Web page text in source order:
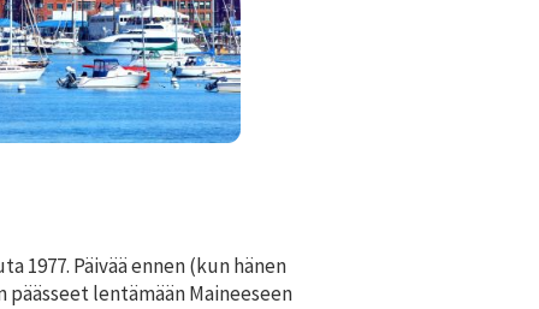
1977. Päivää ennen (kun hänen
lentämään Maineeseen